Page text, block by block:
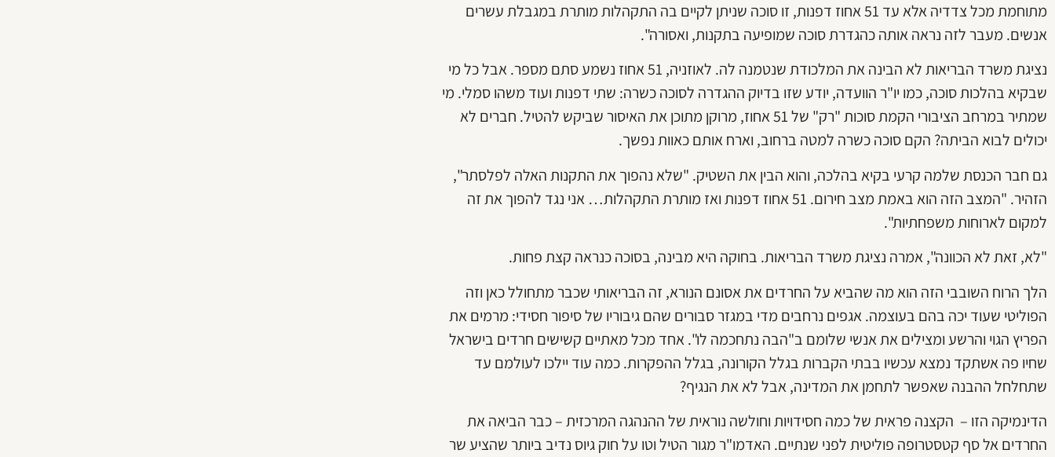
מתוחמת מכל צדדיה אלא עד 51 אחוז דפנות, זו סוכה שניתן לקיים בה התקהלות מותרת במגבלת עשרים
אנשים. מעבר לזה נראה אותה כהגדרת סוכה שמופיעה בתקנות, ואסורה".
נציגת משרד הבריאות לא הבינה את המלכודת שנטמנה לה. לאוזניה, 51 אחוז נשמע סתם מספר. אבל כל מי
שבקיא בהלכות סוכה, כמו יו"ר הוועדה, יודע שזו בדיוק ההגדרה לסוכה כשרה: שתי דפנות ועוד משהו סמלי. מי
שמתיר במרחב הציבורי הקמת סוכות "רק" של 51 אחוז, מרוקן מתוכן את האיסור שביקש להטיל. חברים לא
יכולים לבוא הביתה? הקם סוכה כשרה למטה ברחוב, וארח אותם כאוות נפשך.
גם חבר הכנסת שלמה קרעי בקיא בהלכה, והוא הבין את השטיק. "שלא נהפוך את התקנות האלה לפלסתר",
הזהיר. "המצב הזה הוא באמת מצב חירום. 51 אחוז דפנות ואז מותרת התקהלות… אני נגד להפוך את זה
למקום לארוחות משפחתיות".
"לא, זאת לא הכוונה", אמרה נציגת משרד הבריאות. בחוקה היא מבינה, בסוכה כנראה קצת פחות.
הלך הרוח השובבי הזה הוא מה שהביא על החרדים את אסונם הנורא, זה הבריאותי שכבר מתחולל כאן וזה
הפוליטי שעוד יכה בהם בעוצמה. אגפים נרחבים מדי במגזר סבורים שהם גיבוריו של סיפור חסידי: מרמים את
הפריץ הגוי והרשע ומצילים את אנשי שלומם ב"הבה נתחכמה לו". אחד מכל מאתיים קשישים חרדים בישראל
שחיו פה אשתקד נמצא עכשיו בבתי הקברות בגלל הקורונה, בגלל ההפקרות. כמה עוד יילכו לעולמם עד
שתחלחל ההבנה שאפשר לתחמן את המדינה, אבל לא את הנגיף?
הדינמיקה הזו – הקצנה פראית של כמה חסידויות וחולשה נוראית של ההנהגה המרכזית – כבר הביאה את
החרדים אל סף קטסטרופה פוליטית לפני שנתיים. האדמו"ר מגור הטיל וטו על חוק גיוס נדיב ביותר שהציע שר